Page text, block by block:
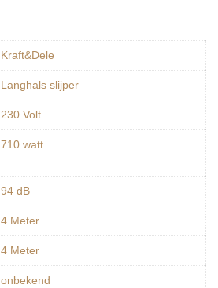
‎Kraft&Dele
‎Langhals slijper
‎230 Volt
‎710 watt
‎94 dB
‎4 Meter
‎4 Meter
‎onbekend